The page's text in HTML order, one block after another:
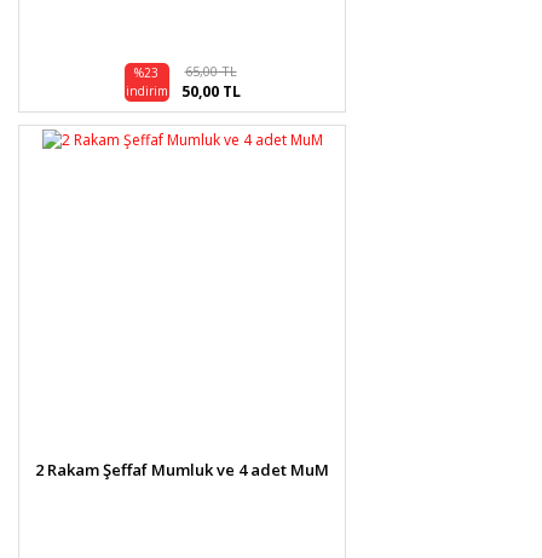
%23
indirim
65,00 TL
50,00 TL
2 Rakam Şeffaf Mumluk ve 4 adet MuM